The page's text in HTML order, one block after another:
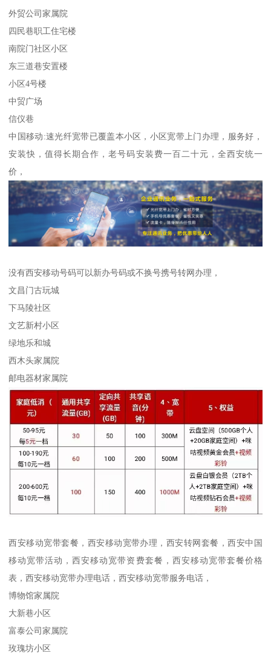
外贸公司家属院
四民巷职工住宅楼
南院门社区小区
东三道巷安置楼
小区4号楼
中贸广场
信仪巷
中国移动:速光纤宽带已覆盖本小区，小区宽带上门办理，服务好，
安装快，值得长期合作，老号码安装费一百二十元，全西安统一
价，
没有西安移动号码可以新办号码或不换号携号转网办理，
文昌门古玩城
下马陵社区
文艺新村小区
绿地乐和城
西木头家属院
邮电器材家属院
西安移动宽带套餐，西安移动宽带办理，西安转网套餐，西安中国
移动宽带活动，西安移动宽带资费套餐，西安移动宽带套餐价格
表，西安移动宽带办理电话，西安移动宽带服务电话，
博物馆家属院
大新巷小区
富泰公司家属院
玫瑰坊小区